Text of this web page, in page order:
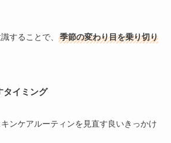
することで、 季節の変わり目を乗り切り
タイミング
ンケアルーティンを見直す良いきっかけ